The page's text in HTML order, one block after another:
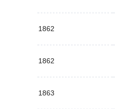
1862
1862
1863